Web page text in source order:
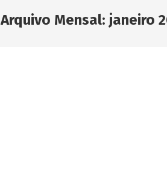
Arquivo Mensal: janeiro